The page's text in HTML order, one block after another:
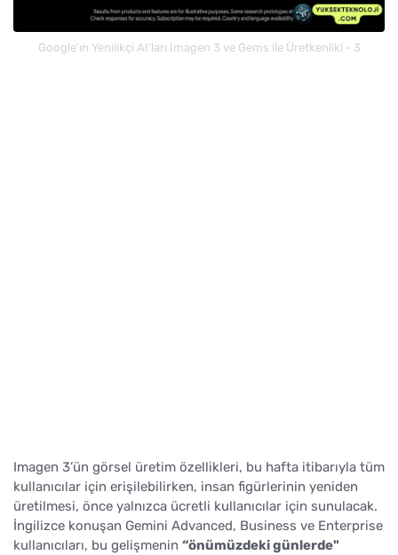
Google’ın Yenilikçi AI’ları Imagen 3 ve Gems ile Üretkenlik! - 3
Imagen 3’ün görsel üretim özellikleri, bu hafta itibarıyla tüm
kullanıcılar için erişilebilirken, insan figürlerinin yeniden
üretilmesi, önce yalnızca ücretli kullanıcılar için sunulacak.
İngilizce konuşan Gemini Advanced, Business ve Enterprise
kullanıcıları, bu gelişmenin “önümüzdeki günlerde"